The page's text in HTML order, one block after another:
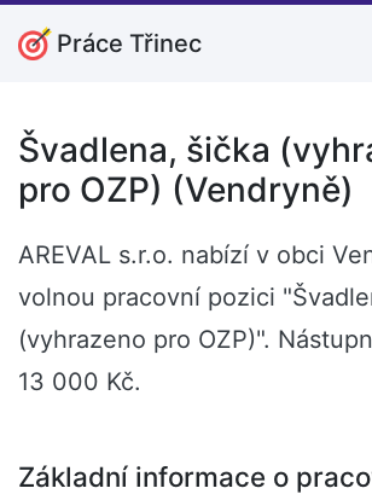
Práce Třinec
Švadlena, šička
pro OZP) (Vendryně)
AREVAL s.r.o. nabízí v obci
volnou pracovní pozici
(vyhrazeno pro OZP)".
13 000 Kč.
Základní informace o